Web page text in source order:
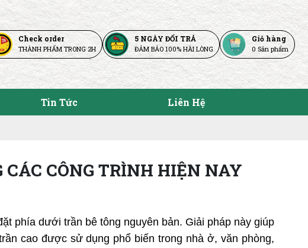
Check order
THÀNH PHẨM TRONG 2H
5 NGÀY ĐỔI TRẢ
ĐẢM BẢO 100% HÀI LÒNG
Giỏ hàng
0 Sản phẩm
Tin Tức Liên Hệ
CÔNG TRÌNH HIỆN NAY
phía dưới trần bê tông nguyên bản. Giải pháp này giúp
cao được sử dụng phổ biến trong nhà ở, văn phòng,